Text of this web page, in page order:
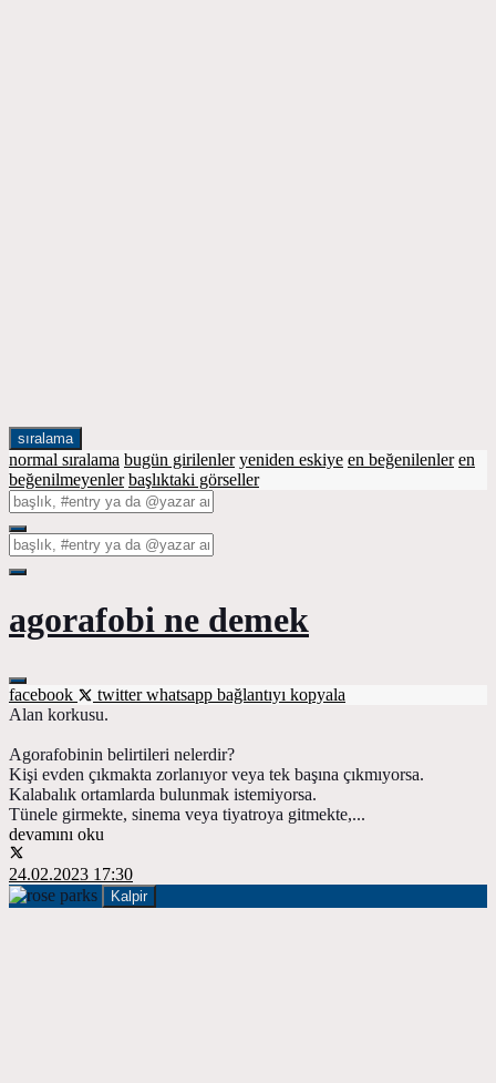
sıralama
normal sıralama bugün girilenler yeniden eskiye en beğenilenler en
beğenilmeyenler başlıktaki görseller
agorafobi ne demek
facebook twitterwhatsapp bağlantıyı kopyala
Alan korkusu.
Agorafobinin belirtileri nelerdir?
Kişi evden çıkmakta zorlanıyor veya tek başına çıkmıyorsa.
Kalabalık ortamlarda bulunmak istemiyorsa.
Tünele girmekte, sinema veya tiyatroya gitmekte,...
devamını oku
24.02.2023 17:30
Kalpir